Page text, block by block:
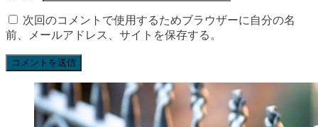
次回のコメントで使用するためブラウザーに自分の名
前、メールアドレス、サイトを保存する。